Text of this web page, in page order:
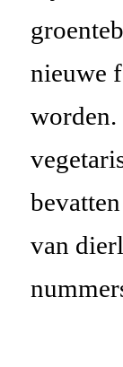
nieuwe
worden.
van